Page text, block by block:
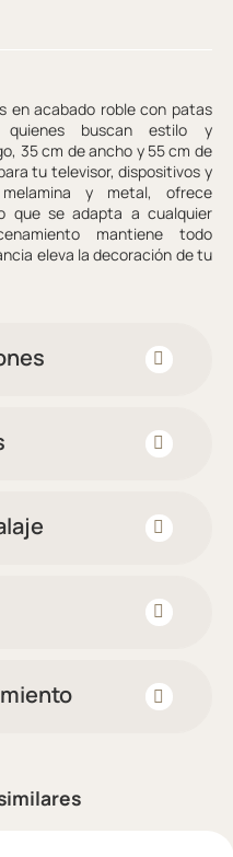
en acabado roble con patas
buscan estilo y
35 cm de ancho y 55 cm de
tu televisor, dispositivos y
y metal, ofrece
que se adapta a cualquier
mantiene todo
eleva la decoración de tu